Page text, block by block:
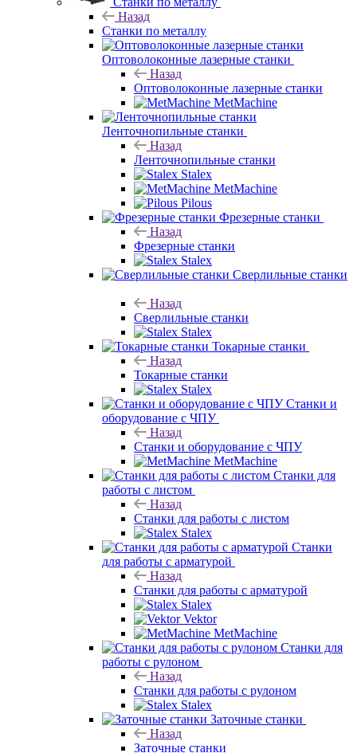
Оптоволоконные лазерные станки
Назад
Оптоволоконные лазерные станки
MetMachine
Ленточнопильные станки
Назад
Ленточнопильные станки
Stalex
Pilous
Назад
Фрезерные станки
Stalex
Назад
Сверлильные станки
Токарные станки
Назад
Токарные станки
Stalex
Станки и оборудование с ЧПУ
Назад
Станки и оборудование с ЧПУ
MetMachine
Станки для работы с листом
Назад
Станки для работы с листом
Stalex
Станки
для работы с арматурой
Назад
Станки для работы с арматурой
Stalex
Vektor
MetMachine
работы с рулоном
Назад
Станки для работы с рулоном
Stalex
Заточные станки
Назад
Заточные станки
Stalex
Champion
Плоскошлифовальные станки
Назад